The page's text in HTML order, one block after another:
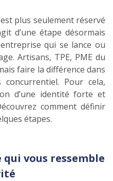
plus seulement réservé
d’une étape désormais
qui se lance ou
Artisans, TPE, PME du
faire la différence dans
Pour cela,
d’une identité forte et
comment définir
étapes.
vous ressemble